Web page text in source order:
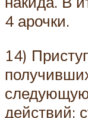
4 арочки.
14)
следующую
действий: